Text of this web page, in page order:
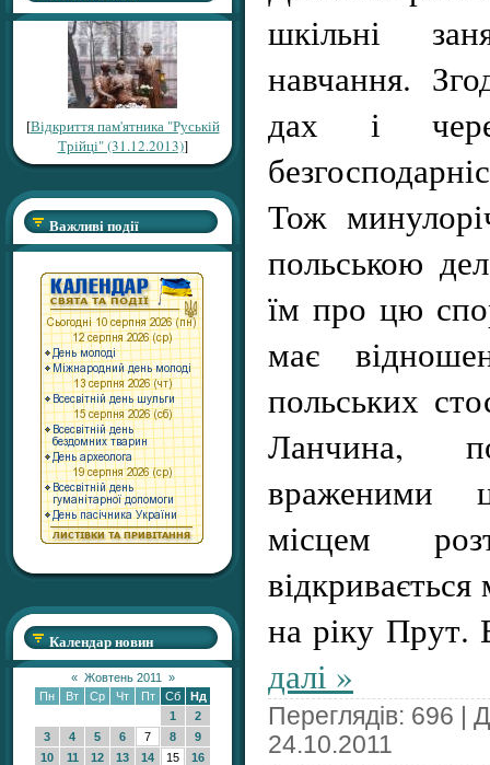
[Відкриття пам'ятника "Руській
Трійці" (31.12.2013)]
Важливі події
Календар новин
« Жовтень 2011
»
Пн
Вт Ср Чт Пт Сб
Нд
1
2
3
4 5 6 7 8
9
10
11 12 13 14 15
16
шкільні
навчання.
дах і
Тож
польською
їм про цю
має
польських
Ланчина,
враженими
місцем
на ріку
далі »
Переглядів: 696 |
24.10.2011